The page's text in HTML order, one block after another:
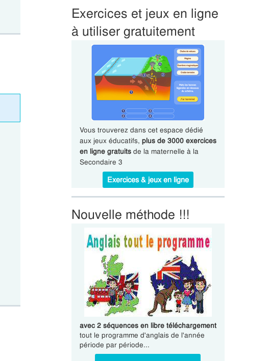
Exercices et jeux en ligne
à utiliser gratuitement
Vous trouverez dans cet espace dédié
aux jeux éducatifs, plus de 3000 exercices
en ligne gratuitsde la maternelle à la
Secondaire 3
Exercices & jeux en ligne
Nouvelle méthode !!!
avec 2 séquences en libre téléchargement
tout le programme d'anglais de l'année
période par période...